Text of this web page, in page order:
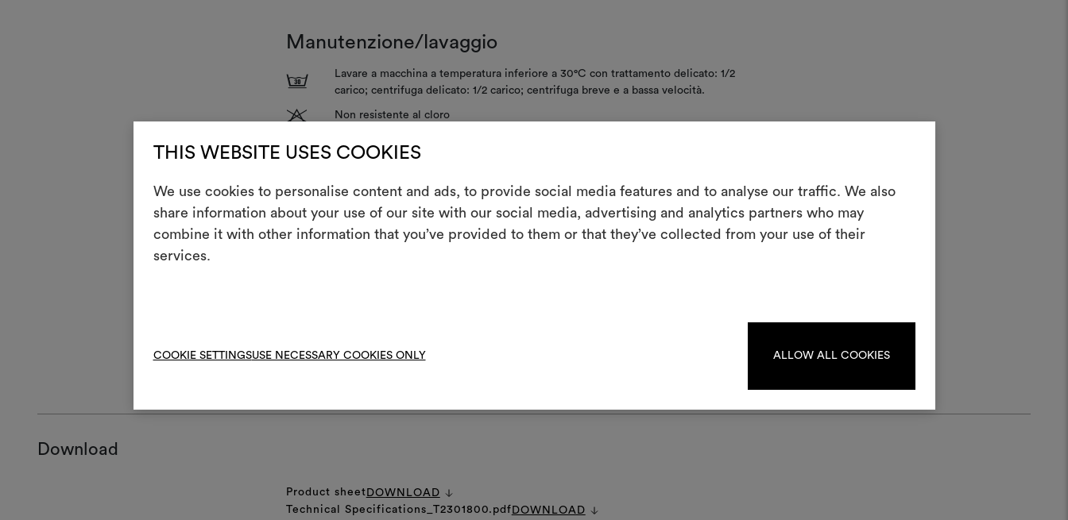
THIS WEBSITE USES COOKIES
We use cookies to personalise content and ads, to provide social media features and to analyse our traffic. We also
share information about your use of our site with our social media, advertising and analytics partners who may
combine it with other information that you’ve provided to them or that they’ve collected from your use of their
services.
COOKIE SETTINGSUSE NECESSARY COOKIES ONLY ALLOW ALL COOKIES
Manutenzione/lavaggio
3
Lavare a macchina a temperatura inferiore a 30°C con trattamento delicato: 1/2
carico; centrifuga delicato: 1/2 carico; centrifuga breve e a bassa velocità.
T Non resistente al cloro
H Stiratura tiepida
azione meccanica e temperatura ridotte
V Non centrifugare
Download
Product sheet DOWNLOAD
Technical Specifications_T2301800.pdf DOWNLOAD
moodboard
Uno strumento interattivo per dare vita e condividere
LOGIN